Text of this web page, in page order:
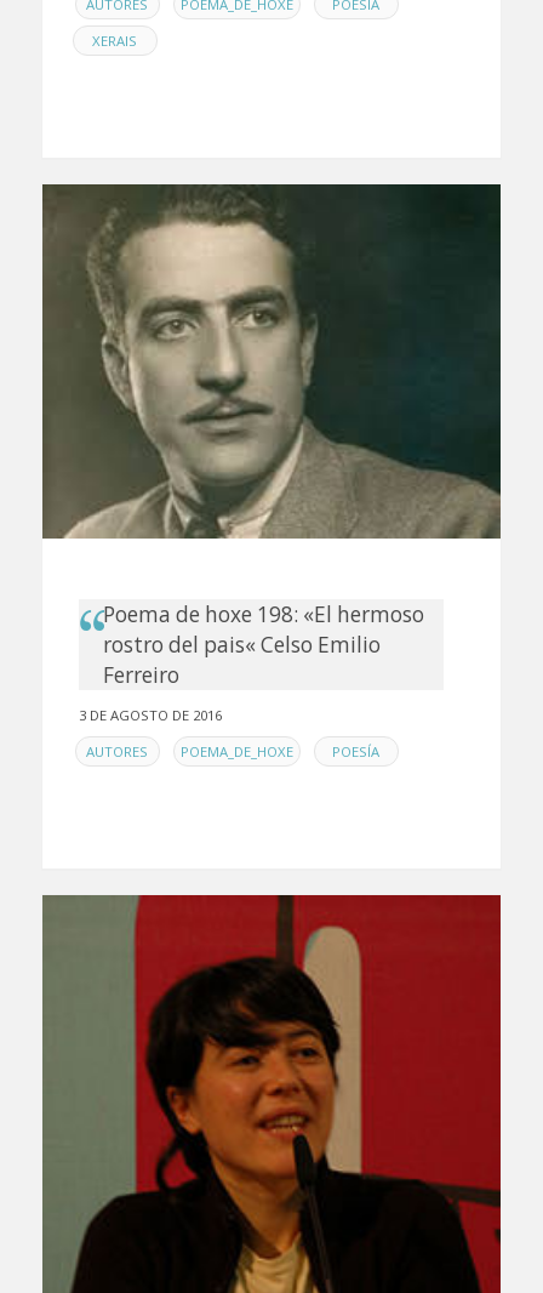
AUTORES POEMA_DE_HOXE POESÍA
XERAIS
Poema de hoxe 198: «El hermoso
rostro del pais« Celso Emilio
Ferreiro
3 DE AGOSTO DE 2016
ENAUTORES , POEMA_DE_HOXE , POESÍA